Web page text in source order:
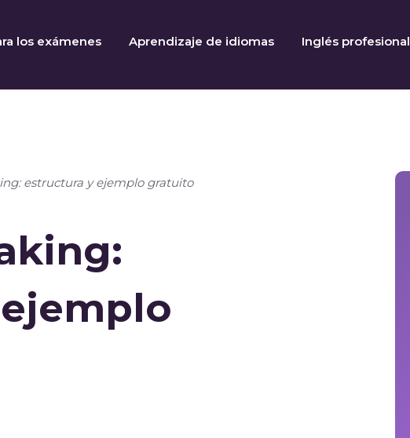
los exámenes Aprendizaje de idiomas Inglés profesional
estructura y ejemplo gratuito